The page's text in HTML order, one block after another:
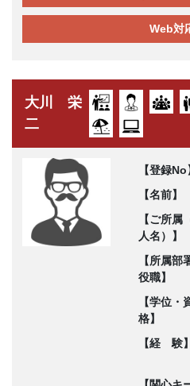
Web対
大川 栄
二
【登録No
【名前】
【ご所属
人名）】
【所属部
役職】
【学位・
格】
【経 験】